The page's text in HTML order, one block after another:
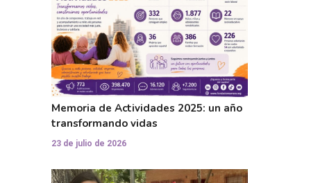
Memoria de Actividades 2025: un año
transformando vidas
23 de julio de 2026